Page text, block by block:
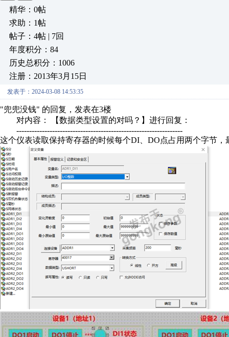
精华：0帖
求助：1帖
帖子：4帖 | 7回
年度积分：84
历史总积分：1006
注册：2013年3月15日
发表于：2024-03-08 14:53:35
"兜兜没钱" 的回复，发表在3楼
对内容： 【数据类型设置的对吗？】进行回复：
-----------------------------------------------------------------
这个仪表读取保持寄存器的时候每个DI、DO点占用两个字节